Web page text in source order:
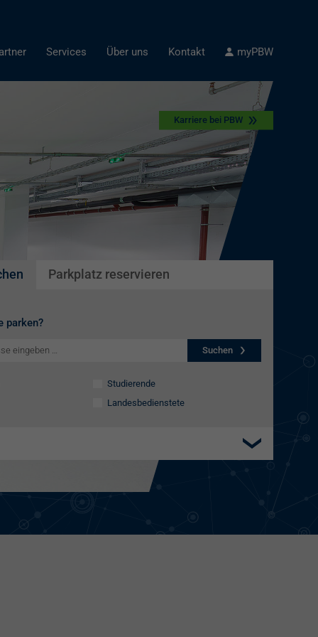
Services Über uns Kontakt myPBW
Parkplatz reservieren
parken?
Suchen
Studierende
Landesbedienstete
Karriere bei PBW